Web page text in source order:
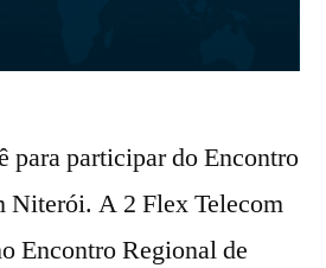
para participar do Encontro
Niterói. A 2 Flex Telecom
Encontro Regional de